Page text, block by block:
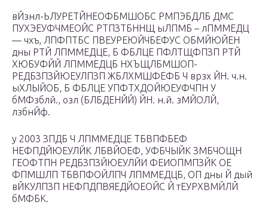
вЙзнл-ЬЛУРЕТЙНЕОФБМШОБС РМПЭБДЛБ ДМС
ПУХЭЕУФЧМЕОЙС РТПЗТБННЩ ыЛПМБ – лПММЕДЦ
— чхъ, ЛПФПТБС ПВЕУРЕЮЙЧБЕФУС ОБМЙЮЙЕН
дны РТЙ ЛПММЕДЦЕ, Б ФБЛЦЕ ПФЛТЩФПЗП РТЙ
ХЮБУФЙЙ ЛПММЕДЦБ НХЪЩЛБМШОП-
РЕДБЗПЗЙЮЕУЛПЗП ЖБЛХМШФЕФБ Ч врзх ЙН. ч.н.
ыХЛЫЙОБ, Б ФБЛЦЕ УПФТХДОЙЮЕУФЧПН У
бМФзблй., озл (БЛБДЕНЙЙ) ЙН. н.й. зМЙОЛЙ,
лзбнЙф.
у 2003 ЗПДБ Ч ЛПММЕДЦЕ ТБВПФБЕФ
НЕФПДЙЮЕУЛЙК ЛБВЙОЕФ, УФБЧЫЙК ЗМБЧОЩН
ГЕОФТПН РЕДБЗПЗЙЮЕУЛЙИ ФЕИОПМПЗЙК ОЕ
ФПМШЛП ТБВПФОЙЛПЧ ЛПММЕДЦБ, ОП дны Й дый
вЙКУЛПЗП НЕФПДПВЯЕДЙОЕОЙС Й тЕУРХВМЙЛЙ
бМФБК.